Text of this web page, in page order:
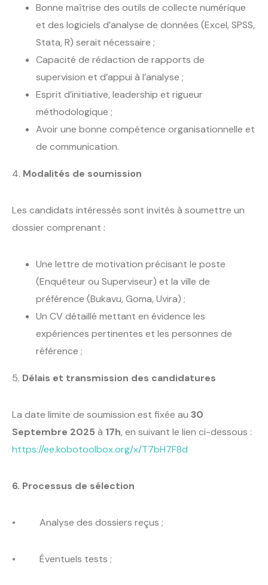
Bonne maîtrise des outils de collecte numérique
et des logiciels d’analyse de données (Excel, SPSS,
Stata, R) serait nécessaire ;
Capacité de rédaction de rapports de
supervision et d’appui à l’analyse ;
Esprit d’initiative, leadership et rigueur
méthodologique ;
Avoir une bonne compétence organisationnelle et
de communication.
4. Modalités de soumission
Les candidats intéressés sont invités à soumettre un
dossier comprenant :
Une lettre de motivation précisant le poste
(Enquêteur ou Superviseur) et la ville de
préférence (Bukavu, Goma, Uvira) ;
Un CV détaillé mettant en évidence les
expériences pertinentes et les personnes de
référence ;
5. Délais et transmission des candidatures
La date limite de soumission est fixée au 30
Septembre 2025 à 17h, en suivant le lien ci-dessous :
https://ee.kobotoolbox.org/x/T7bH7F8d
6. Processus de sélection
• Analyse des dossiers reçus ;
• Éventuels tests ;